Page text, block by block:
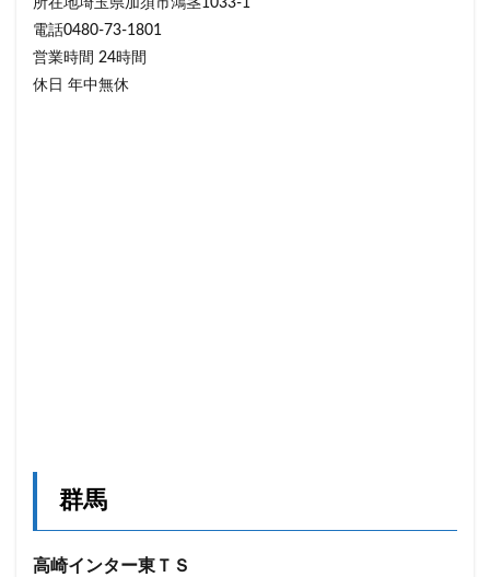
所在地埼玉県加須市鴻茎1033-1
電話0480-73-1801
営業時間 24時間
休日 年中無休
群馬
高崎インター東ＴＳ